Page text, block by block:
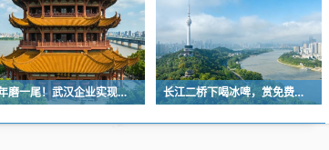
十年磨一尾！武汉企业实现圆口铜鱼规模化繁育 长江二桥下喝冰啤，赏免费音乐